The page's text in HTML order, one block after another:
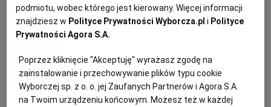
OLSZTYN
OPOLE
PŁOCK
DZIECKO
ZDROWIE
POGODA
DANIA SEZONOWE GAZETKI PROMOCJE PROMOCJE Z MARKETÓW
mk
Pstrąg, pierś z kurczaka, winogrona.
Najlepsze promocje na ten tydzień
podmiotu, wobec którego jest kierowany. Więcej informacji
znajdziesz w Polityce Prywatności Wyborcza.pl i Polityce
Prywatności Agora S.A.
Poprzez kliknięcie "Akceptuję" wyrażasz zgodę na
zainstalowanie i przechowywanie plików typu cookie
Wyborczej sp. z o. o. jej Zaufanych Partnerów i Agora S.A.
na Twoim urządzeniu końcowym. Możesz też w każdej